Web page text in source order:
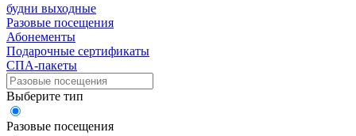
будни выходные
Разовые посещения
Абонементы
Подарочные сертификаты
СПА-пакеты
Выберите тип
Разовые посещения